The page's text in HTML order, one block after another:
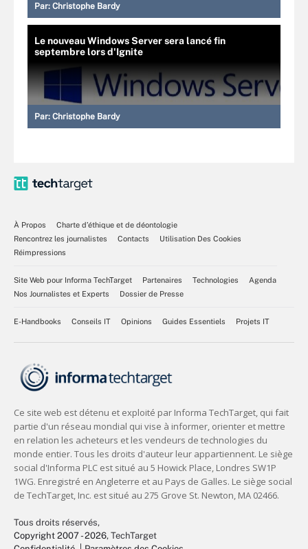
Par: Christophe Bardy
Le nouveau Windows Server sera lancé fin
septembre lors d'Ignite
Par: Christophe Bardy
À Propos
Charte d’éthique et de déontologie
Rencontrez les journalistes
Contacts
Utilisation Des Cookies
Réimpressions
Site Web pour Informa TechTarget Partenaires Technologies
Agenda
Nos Journalistes et Experts
Dossier de Presse
E-Handbooks Conseils IT Opinions Guides Essentiels Projets IT
Tous droits réservés,
Copyright 2007 - 2026, TechTarget